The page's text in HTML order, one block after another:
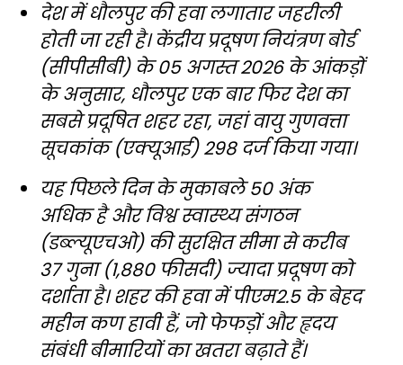
देश में धौलपुर की हवा लगातार जहरीली
होती जा रही है। केंद्रीय प्रदूषण नियंत्रण बोर्ड
(सीपीसीबी) के 05 अगस्त 2026 के आंकड़ों
के अनुसार, धौलपुर एक बार फिर देश का
सबसे प्रदूषित शहर रहा, जहां वायु गुणवत्ता
सूचकांक (एक्यूआई) 298 दर्ज किया गया।
यह पिछले दिन के मुकाबले 50 अंक
अधिक है और विश्व स्वास्थ्य संगठन
(डब्ल्यूएचओ) की सुरक्षित सीमा से करीब
37 गुना (1,880 फीसदी) ज्यादा प्रदूषण को
दर्शाता है। शहर की हवा में पीएम2.5 के बेहद
महीन कण हावी हैं, जो फेफड़ों और हृदय
संबंधी बीमारियों का खतरा बढ़ाते हैं।